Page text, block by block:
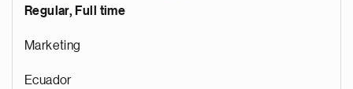
Regular, Full time
Marketing
Ecuador